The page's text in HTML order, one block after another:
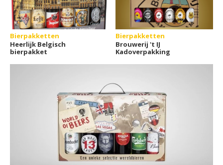
Bierpakketten
Heerlijk Belgisch
bierpakket
Bierpakketten
Brouwerij 't IJ
Kadoverpakking